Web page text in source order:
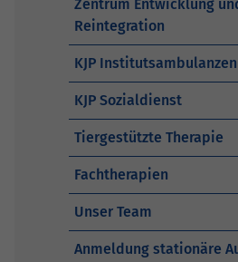
Zentrum Entwicklung
Reintegration
KJP Institutsambulanzen
KJP Sozialdienst
Tiergestützte Therapie
Fachtherapien
Unser Team
Anmeldung stationäre